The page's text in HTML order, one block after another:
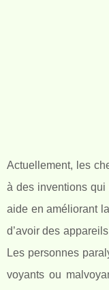
Actuellement, les
à des inventions
aide en améliorant
d’avoir des
Les personnes
voyants ou